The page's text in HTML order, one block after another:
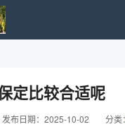
定比较合适呢
发布日期：2025-10-02 分类：